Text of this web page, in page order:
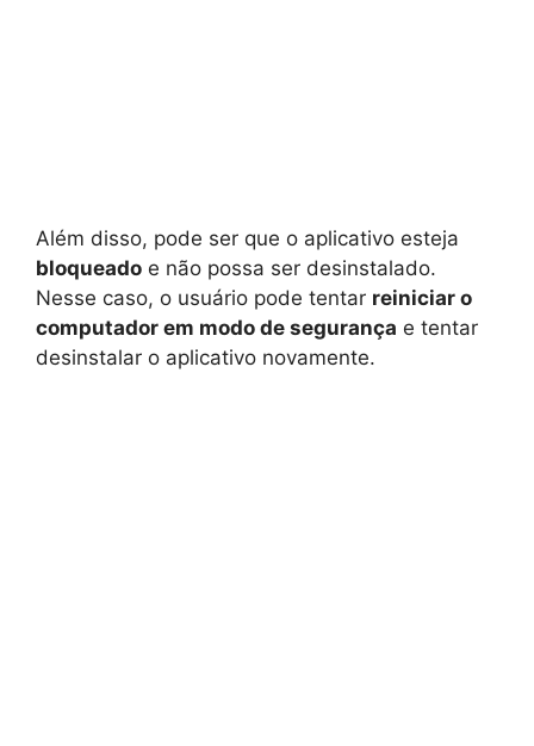
Além disso, pode ser que o aplicativo esteja
bloqueado e não possa ser desinstalado.
Nesse caso, o usuário pode tentar reiniciar o
computador em modo de segurança e tentar
desinstalar o aplicativo novamente.